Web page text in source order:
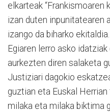
elkarteak
izan duten inpunitatearen
izango da biharko
Egiaren lerro asko
aurkezten diren salaketa
Justiziari dagokio
guztian eta Euskal
milaka eta milaka biktima